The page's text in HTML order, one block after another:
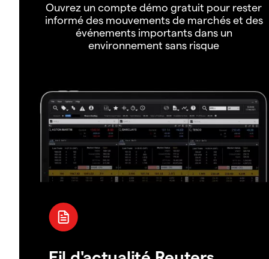
Ouvrez un compte démo gratuit pour rester
informé des mouvements de marchés et des
événements importants dans un
environnement sans risque